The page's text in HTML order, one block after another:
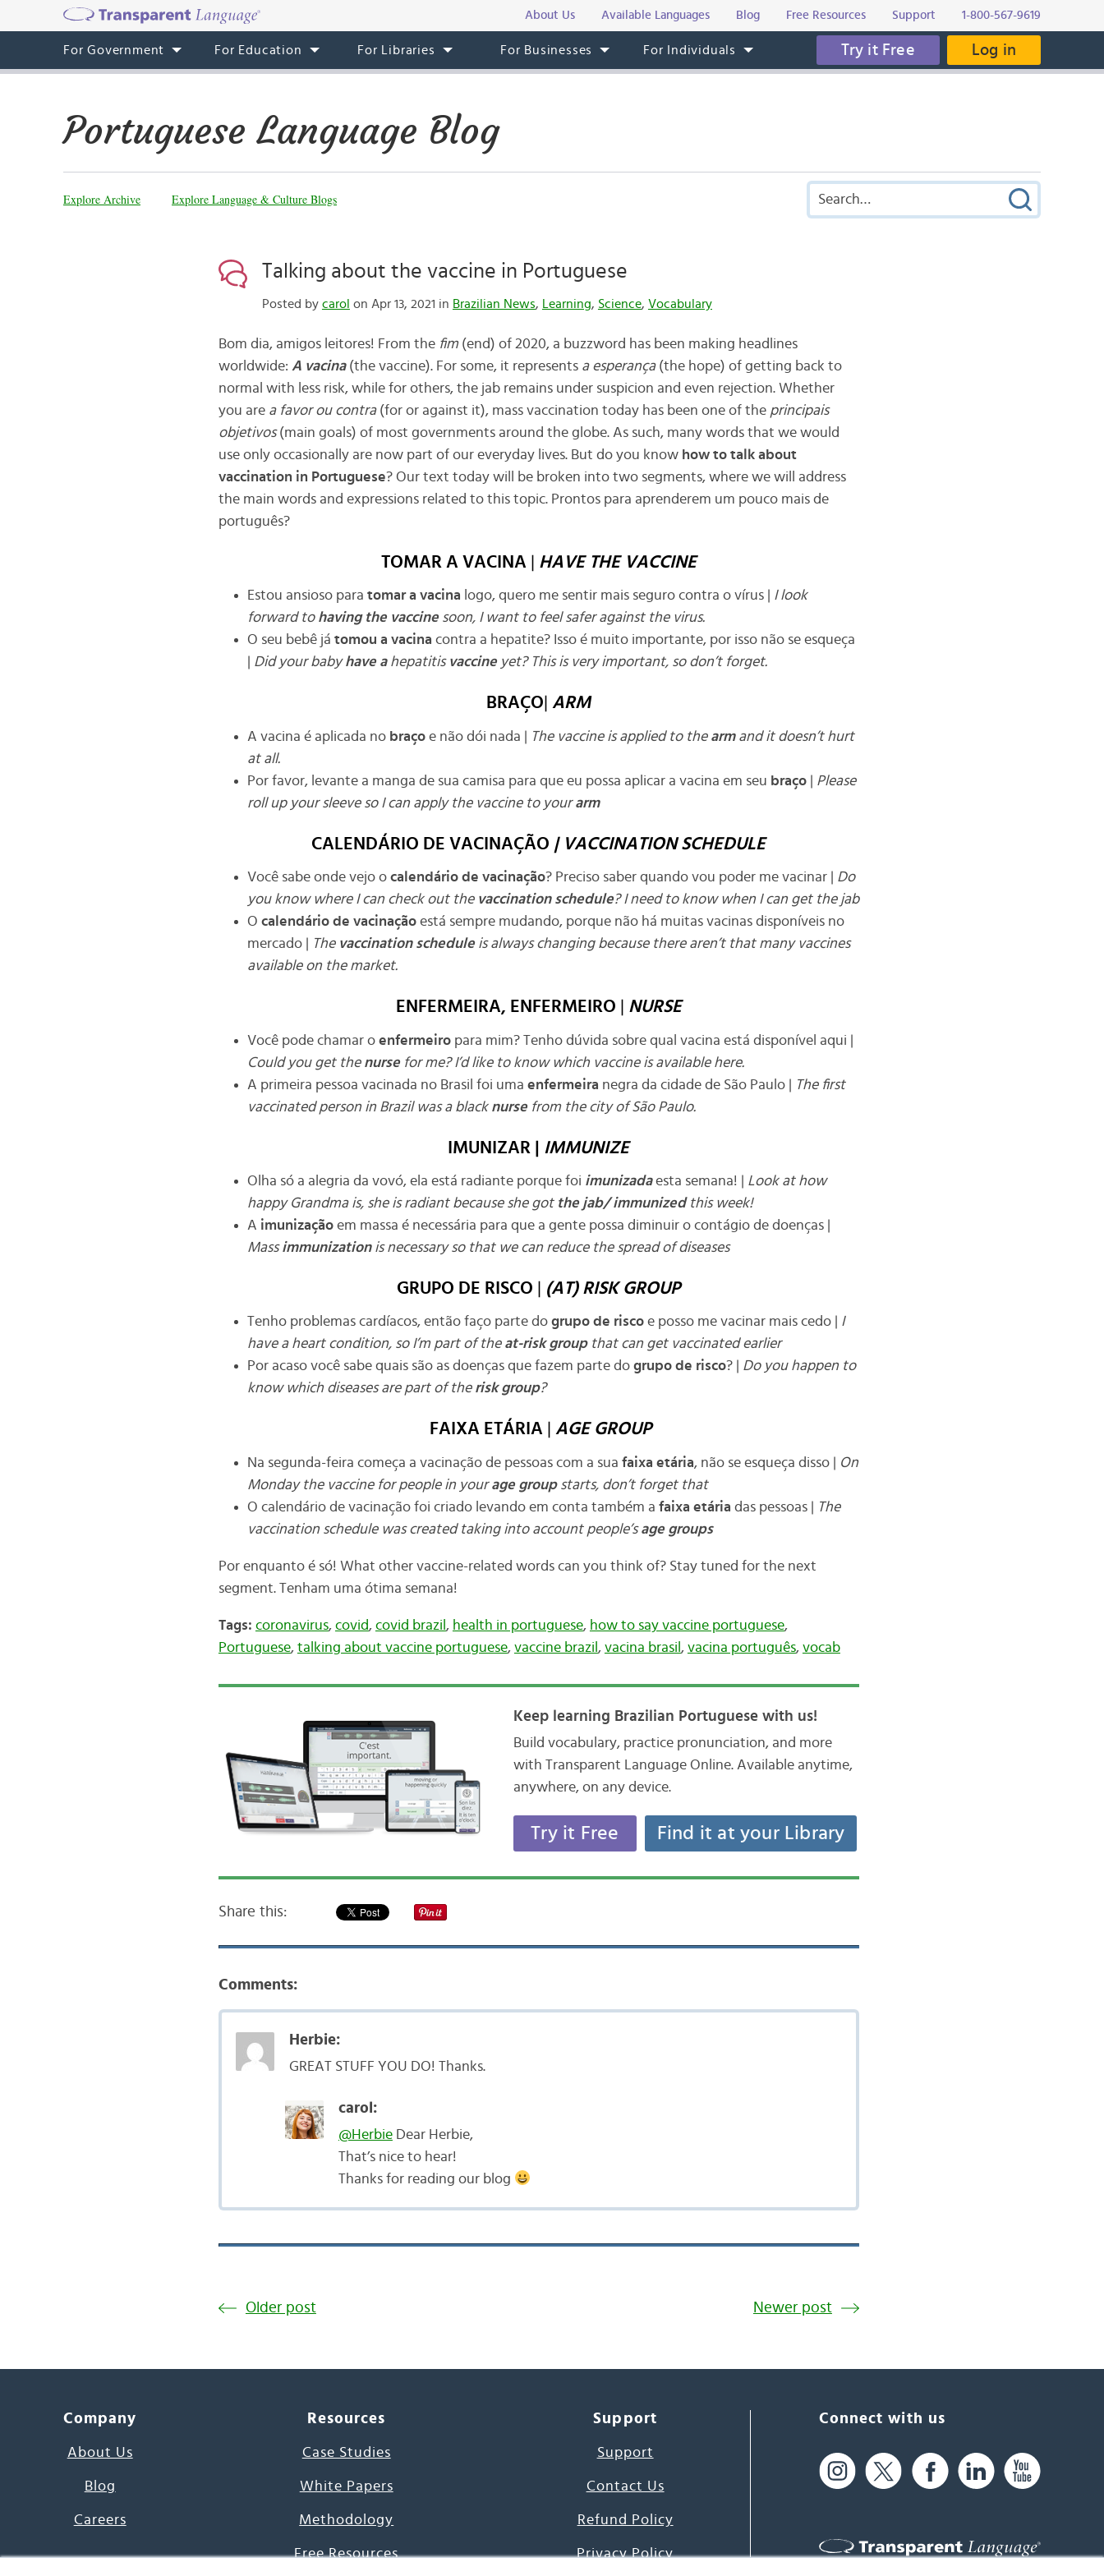
About Us Available Languages Blog Free Resources Support 1-800-567-9619
For Government For Education For Libraries For Businesses For Individuals Try it Free Log in
Portuguese Language Blog
Explore Archive Explore Language & Culture Blogs
Talking about the vaccine in Portuguese
Posted by carol on Apr 13, 2021 in Brazilian News, Learning, Science, Vocabulary
Bom dia, amigos leitores! From thefim(end) of 2020, a buzzword has been making headlines
worldwide: A vacina(the vaccine). For some, it represents a esperança(the hope) of getting back to
normal with less risk, while for others, the jab remains under suspicion and even rejection. Whether
you are a favor ou contra(for or against it), mass vaccination today has been one of the principais
objetivos(main goals) of most governments around the globe. As such, many words that we would
use only occasionally are now part of our everyday lives. But do you know how to talk about
vaccination in Portuguese? Our text today will be broken into two segments, where we will address
the main words and expressions related to this topic. Prontos para aprenderem um pouco mais de
português?
TOMAR A VACINA HAVE THE VACCINE
Estou ansioso para tomar a vacina logo, quero me sentir mais seguro contra o vírus | I look
forward to having the vaccinesoon, I want to feel safer against the virus.
O seu bebê já tomou a vacina contra a hepatite? Isso é muito importante, por isso não se esqueça
Did your babyhave ahepatitis vaccineyet? This is very important, so don’t forget.
BRAÇO ARM
A vacina é aplicada no braçoe não dói nada | The vaccine is applied to thearmand it doesn’t hurt
at all.
Por favor, levante a manga de sua camisa para que eu possa aplicar a vacina em seu braço| Please
roll up your sleeve so I can apply the vaccine to yourarm
CALENDÁRIO DE VACINAÇÃO | VACCINATION SCHEDULE
Você sabe onde vejo o calendário de vacinação? Preciso saber quando vou poder me vacinar | Do
you know where I can check out the vaccination schedule? I need to know when I can get the jab
O calendário de vacinaçãoestá sempre mudando, porque não há muitas vacinas disponíveis no
mercado |
The vaccination schedule is always changing because there aren’t that many vaccines
available on the market.
ENFERMEIRA, ENFERMEIRO NURSE
Você pode chamar oenfermeiropara mim? Tenho dúvida sobre qual vacina está disponível aqui |
Could you get the nursefor me? I’d like to know which vaccine is available here.
A primeira pessoa vacinada no Brasil foi uma enfermeira negra da cidade de São Paulo |
The first
vaccinated person in Brazil was a black nursefrom the city of São Paulo.
IMUNIZAR | IMMUNIZE
Olha só a alegria da vovó, ela está radiante porque foi imunizadaesta semana! | Look at how
happy Grandma is, she is radiant because she got the jab/ immunizedthis week!
A imunizaçãoem massa é necessária para que a gente possa diminuir o contágio de doenças |
Massimmunization is necessary so that we can reduce the spread of diseases
GRUPO DE RISCO (AT) RISK GROUP
Tenho problemas cardíacos, então faço parte do grupo de riscoe posso me vacinar mais cedo |
I
have a heart condition, so I’m part of the at-risk groupthat can get vaccinated earlier
Por acaso você sabe quais são as doenças que fazem parte do grupo de risco? | Do you happen to
know which diseases are part of the risk group?
FAIXA ETÁRIA AGE GROUP
Na segunda-feira começa a vacinação de pessoas com a sua faixa etária, não se esqueça disso |
On
Monday the vaccine for people in yourage groupstarts, don’t forget that
O calendário de vacinação foi criado levando em conta também a faixa etária das pessoas |
The
vaccination schedule was created taking into account people’sage groups
Por enquanto é só! What other vaccine-related words can you think of? Stay tuned for the next
segment. Tenham uma ótima semana!
Tags: coronavirus, covid, covid brazil , health in portuguese, how to say vaccine portuguese,
Portuguese, talking about vaccine portuguese, vaccine brazil , vacina brasil , vacina português, vocab
Keep learning Brazilian Portuguese with us!
Build vocabulary, practice pronunciation, and more
with Transparent Language Online. Available anytime,
anywhere, on any device.
Try it Free Find it at your Library
Share this:
Comments:
Herbie:
GREAT STUFF YOU DO! Thanks.
carol:
@HerbieDear Herbie,
That’s nice to hear!
Thanks for reading our blog
Older post Newer post
Company
About Us
Blog
Careers
Resources
Case Studies
White Papers
Methodology
Free Resources
Support
Support
Contact Us
Refund Policy
Privacy Policy
Connect with us